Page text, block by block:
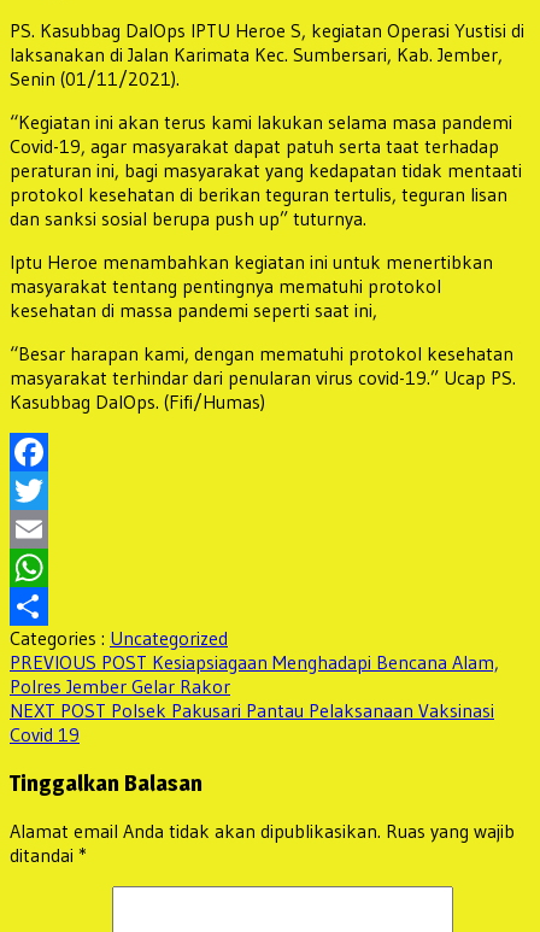
PS. Kasubbag DalOps IPTU Heroe S, kegiatan Operasi Yustisi di
laksanakan di Jalan Karimata Kec. Sumbersari, Kab. Jember,
Senin (01/11/2021).
“Kegiatan ini akan terus kami lakukan selama masa pandemi
Covid-19, agar masyarakat dapat patuh serta taat terhadap
peraturan ini, bagi masyarakat yang kedapatan tidak mentaati
protokol kesehatan di berikan teguran tertulis, teguran lisan
dan sanksi sosial berupa push up” tuturnya.
Iptu Heroe menambahkan kegiatan ini untuk menertibkan
masyarakat tentang pentingnya mematuhi protokol
kesehatan di massa pandemi seperti saat ini,
“Besar harapan kami, dengan mematuhi protokol kesehatan
masyarakat terhindar dari penularan virus covid-19.” Ucap PS.
Kasubbag DalOps. (Fifi/Humas)
Facebook
Twitter
Email
WhatsApp
Share
Categories : Uncategorized
Navigasi
pos
PREVIOUS POST Previous
post:
Kesiapsiagaan Menghadapi Bencana Alam,
Polres Jember Gelar Rakor
NEXT POST Next
Polsek Pakusari Pantau Pelaksanaan Vaksinasi
Covid 19
Tinggalkan Balasan
Alamat email Anda tidak akan dipublikasikan. Ruas yang wajib
ditandai *